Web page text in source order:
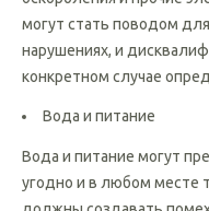
Опасная езда,
оскорбления и прочие
могут стать поводом
нарушениях, и
конкретном случае
Вода и питание
Вода и питание могут